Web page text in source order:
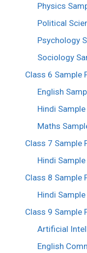
Physics
Political
Psychology
Sociology
Class 6 Sample
English
Hindi
Maths
Class 7 Sample
Hindi
Class 8 Sample
Hindi
Class 9 Sample
Artificial
English